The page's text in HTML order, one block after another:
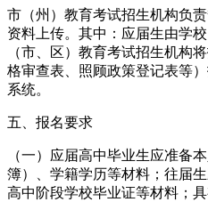
市（州）教育考试招生机构负
资料上传。其中：应届生由学
（市、区）教育考试招生机构
格审查表、照顾政策登记表等
系统。
五、报名要求
（一）应届高中毕业生应准备
簿）、学籍学历等材料；往届
高中阶段学校毕业证等材料；